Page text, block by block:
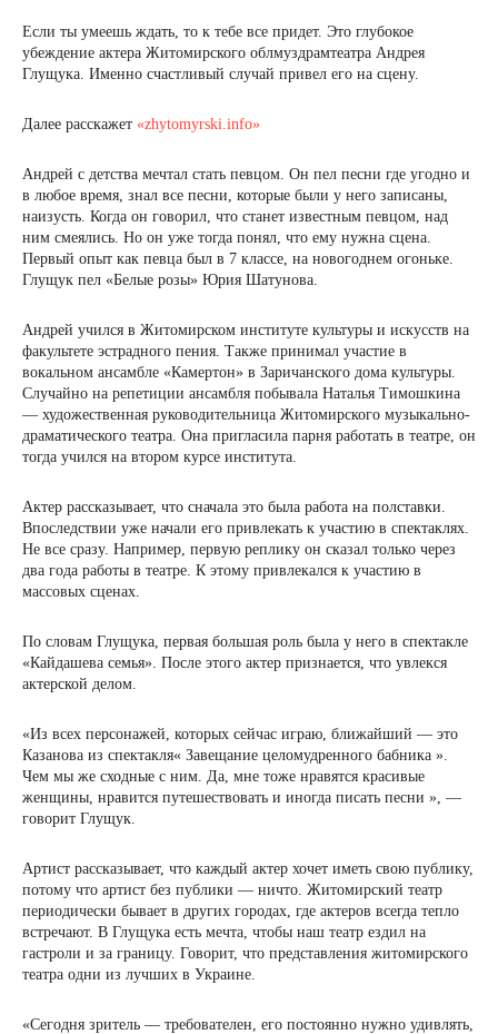
Если ты умеешь ждать, то к тебе все придет. Это глубокое
убеждение актера Житомирского облмуздрамтеатра Андрея
Глущука. Именно счастливый случай привел его на сцену.
Далее расскажет «zhytomyrski.info»
Андрей с детства мечтал стать певцом. Он пел песни где угодно и
в любое время, знал все песни, которые были у него записаны,
наизусть. Когда он говорил, что станет известным певцом, над
ним смеялись. Но он уже тогда понял, что ему нужна сцена.
Первый опыт как певца был в 7 классе, на новогоднем огоньке.
Глущук пел «Белые розы» Юрия Шатунова.
Андрей учился в Житомирском институте культуры и искусств на
факультете эстрадного пения. Также принимал участие в
вокальном ансамбле «Камертон» в Заричанского дома культуры.
Случайно на репетиции ансамбля побывала Наталья Тимошкина
— художественная руководительница Житомирского музыкально-
драматического театра. Она пригласила парня работать в театре, он
тогда учился на втором курсе института.
Актер рассказывает, что сначала это была работа на полставки.
Впоследствии уже начали его привлекать к участию в спектаклях.
Не все сразу. Например, первую реплику он сказал только через
два года работы в театре. К этому привлекался к участию в
массовых сценах.
По словам Глущука, первая большая роль была у него в спектакле
«Кайдашева семья». После этого актер признается, что увлекся
актерской делом.
«Из всех персонажей, которых сейчас играю, ближайший — это
Казанова из спектакля« Завещание целомудренного бабника ».
Чем мы же сходные с ним. Да, мне тоже нравятся красивые
женщины, нравится путешествовать и иногда писать песни », —
говорит Глущук.
Артист рассказывает, что каждый актер хочет иметь свою публику,
потому что артист без публики — ничто. Житомирский театр
периодически бывает в других городах, где актеров всегда тепло
встречают. В Глущука есть мечта, чтобы наш театр ездил на
гастроли и за границу. Говорит, что представления житомирского
театра одни из лучших в Украине.
«Сегодня зритель — требователен, его постоянно нужно удивлять,